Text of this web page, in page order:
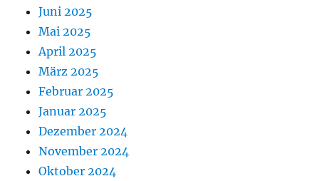
Juni 2025
Mai 2025
April 2025
März 2025
Februar 2025
Januar 2025
Dezember 2024
November 2024
Oktober 2024